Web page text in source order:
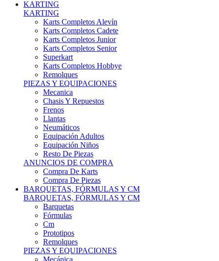
KARTING
KARTING
Karts Completos Alevín
Karts Completos Cadete
Karts Completos Junior
Karts Completos Senior
Superkart
Karts Completos Hobbye
Remolques
PIEZAS Y EQUIPACIONES
Mecanica
Chasis Y Repuestos
Frenos
Llantas
Neumáticos
Equipación Adultos
Equipación Niños
Resto De Piezas
ANUNCIOS DE COMPRA
Compra De Karts
Compra De Piezas
BARQUETAS, FÓRMULAS Y CM
BARQUETAS, FÓRMULAS Y CM
Barquetas
Fórmulas
Cm
Prototipos
Remolques
PIEZAS Y EQUIPACIONES
Mecánica